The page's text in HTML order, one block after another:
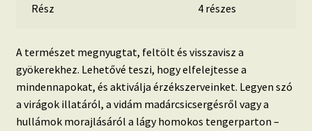
Rész 4 részes
A természet megnyugtat, feltölt és visszavisz a
gyökerekhez. Lehetővé teszi, hogy elfelejtesse a
mindennapokat, és aktiválja érzékszerveinket. Legyen szó
a virágok illatáról, a vidám madárcsicsergésről vagy a
hullámok morajlásáról a lágy homokos tengerparton –